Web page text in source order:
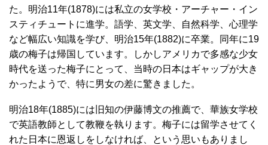
た。明治11年(1878)には私立の女学校・アーチャー・イン
スティチュートに進学。語学、英文学、自然科学、心理学
など幅広い知識を学び、明治15年(1882)に卒業。同年に19
歳の梅子は帰国しています。しかしアメリカで多感な少女
時代を送った梅子にとって、当時の日本はギャップが大き
かったようで、特に男女の差に驚きました。
明治18年(1885)には旧知の伊藤博文の推薦で、華族女学校
で英語教師として教鞭を執ります。梅子には留学させてく
れた日本に恩返しをしなければ、という思いもありまし